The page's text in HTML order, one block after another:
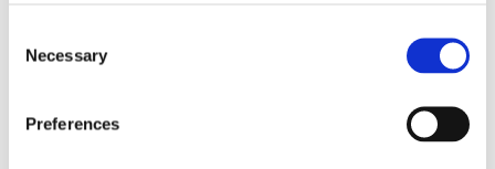
Selection
Necessary
Preferences
Undgå fejl og få bedre
Få skalérbare løsninger skræddersyet